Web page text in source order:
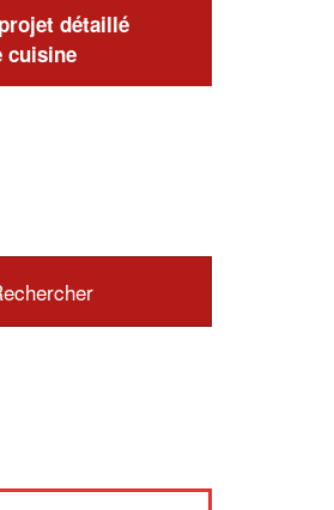
détaillé
cuisine